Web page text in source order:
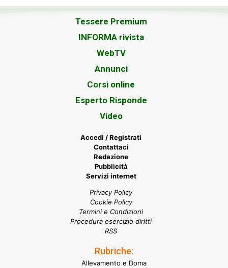
Tessere Premium
INFORMA rivista
WebTV
Annunci
Corsi online
Esperto Risponde
Video
Accedi / Registrati
Contattaci
Redazione
Pubblicità
Servizi internet
Privacy Policy
Cookie Policy
Termini e Condizioni
Procedura esercizio diritti
RSS
Rubriche:
Allevamento e Doma